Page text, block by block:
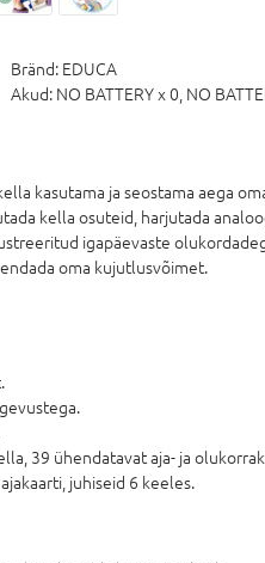
Bränd: EDUCA
Akud: NO BATTERY x 0, NO
kasutama ja seostama aega
kella osuteid, harjutada
igapäevaste
oma kujutlusvõimet.
39 ühendatavat aja- ja
juhiseid 6 keeles.